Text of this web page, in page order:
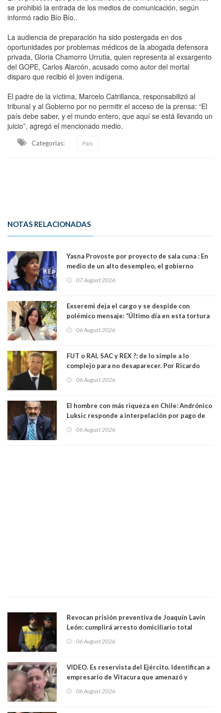
se prohibió la entrada de los medios de comunicación, según
informó radio Bío Bío..
La audiencia de preparación ha sido postergada en dos
oportunidades por problemas médicos de la abogada defensora
privada, Gloria Chamorro Urrutia, quien representa al exsargento
del GOPE, Carlos Alarcón, acusado como autor del mortal
disparo que recibió el joven indígena.
El padre de la víctima, Marcelo Catrillanca, responsabilizó al
tribunal y al Gobierno por no permitir el acceso de la prensa: “El
país debe saber, y el mundo entero, que aquí se está llevando un
juicio”, agregó el mencionado medio.
Categorias: País
NOTAS RELACIONADAS
Yasna Provoste por proyecto de sala cuna : En
medio de un alto desempleo, el gobierno
07 August 2026
Exseremi deja el cargo y se despide con
polémico mensaje: “Último día en esta tortura
06 August 2026
FUT o RAI, SAC y REX ?; de lo simple a lo
complejo para no desaparecer. Por Ricardo
06 August 2026
El hombre con más riqueza en Chile: Andrónico
Luksic responde a interpelación por pago de
día que me muera”
06 August 2026
Revocan prisión preventiva de Joaquín Lavín
León: cumplirá arresto domiciliario total
06 August 2026
VIDEO. Es reservista del Ejército. Identifican a
empresario de Vitacura que amenazó y
al "ring raja". Se trata de Andrés Arrieta y la
06 August 2026